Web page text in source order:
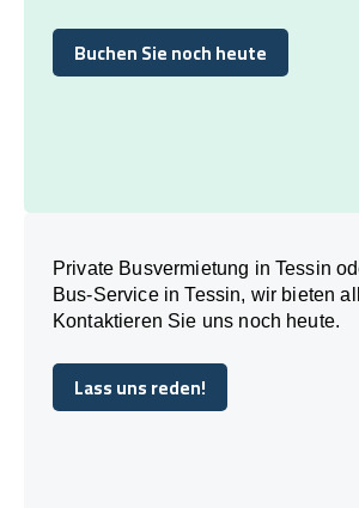
Buchen Sie noch heute
Buchen Sie noch heute
Private Busvermietung in Tessin
Bus-Service in Tessin, wir bieten
Kontaktieren Sie uns noch heute.
Lass uns reden!
Lass uns reden!